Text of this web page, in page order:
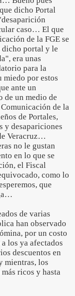
dicho Portal
caso… El que
de la FGE se
dicho portal y le
era unas
para la
miedo por estos
ante un
de un medio de
de la
de Portales,
y desapariciones
Veracruz…
no le gustan
en lo que se
el Fiscal
como lo
que
de varias
han observado
por un costo
los ya afectados
descuentos en
mientras, los
ricos y hasta